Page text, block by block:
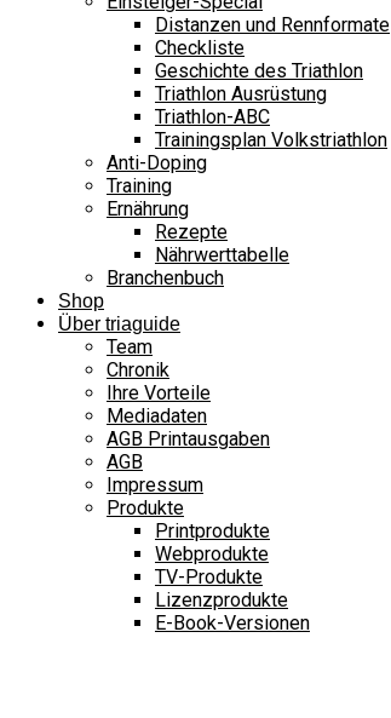
Distanzen und Rennformate
Checkliste
Geschichte des Triathlon
Triathlon Ausrüstung
Triathlon-ABC
Trainingsplan Volkstriathlon
Anti-Doping
Training
Ernährung
Rezepte
Nährwerttabelle
Branchenbuch
Shop
Über triaguide
Team
Chronik
Ihre Vorteile
Mediadaten
AGB Printausgaben
AGB
Impressum
Produkte
Printprodukte
Webprodukte
TV-Produkte
Lizenzprodukte
E-Book-Versionen